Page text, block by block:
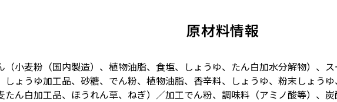
原材料情報
（小麦粉（国内製造）、植物油脂、食塩、しょうゆ、たん白加水分解物）、
しょうゆ加工品、砂糖、でん粉、植物油脂、香辛料、しょうゆ、粉末しょう
たん白加工品、ほうれん草、ねぎ）／加工でん粉、調味料（アミノ酸等）、